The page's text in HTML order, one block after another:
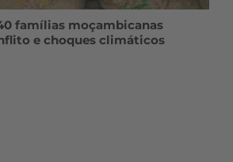
famílias moçambicanas
e choques climáticos